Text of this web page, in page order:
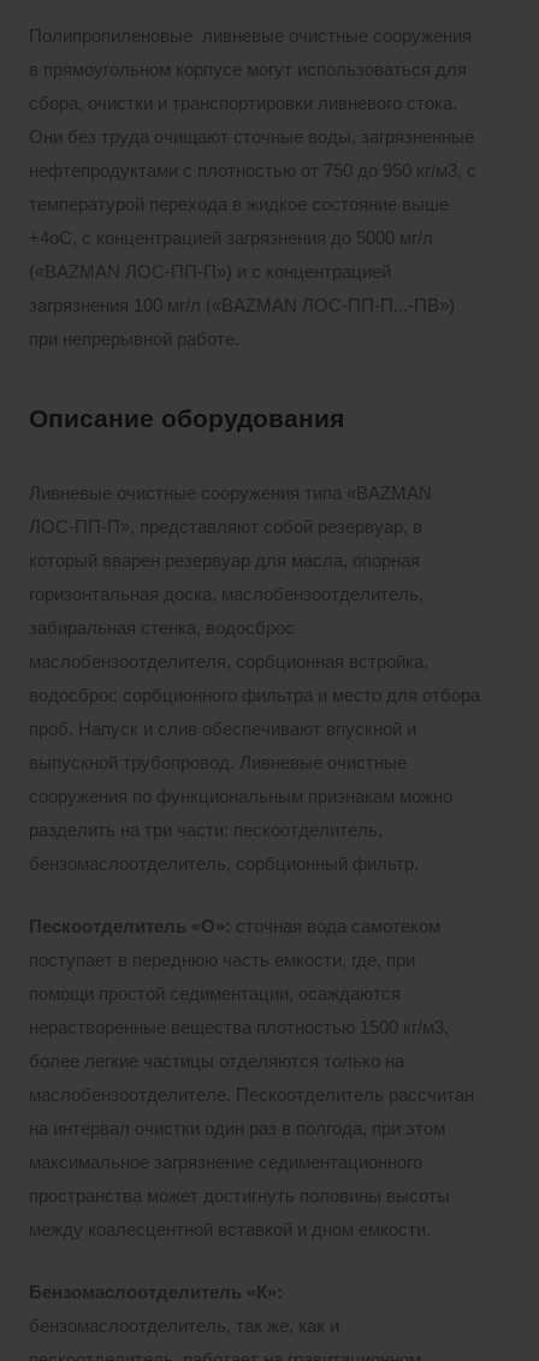
Полипропиленовые ливневые очистные сооружения
в прямоугольном корпусе могут использоваться для
сбора, очистки и транспортировки ливневого стока.
Они без труда очищают сточные воды, загрязненные
нефтепродуктами с плотностью от 750 до 950 кг/м3, с
температурой перехода в жидкое состояние выше
+4оС, с концентрацией загрязнения до 5000 мг/л
(«BAZMAN ЛОС-ПП-П») и с концентрацией
загрязнения 100 мг/л («BAZMAN ЛОС-ПП-П...-ПВ»)
при непрерывной работе.
Описание оборудования
Ливневые очистные сооружения типа «BAZMAN
ЛОС-ПП-П», представляют собой резервуар, в
который вварен резервуар для масла, опорная
горизонтальная доска, маслобензоотделитель,
забиральная стенка, водосброс
маслобензоотделителя, сорбционная встройка,
водосброс сорбционного фильтра и место для отбора
проб. Напуск и слив обеспечивают впускной и
выпускной трубопровод. Ливневые очистные
сооружения по функциональным признакам можно
разделить на три части: пескоотделитель,
бензомаслоотделитель, сорбционный фильтр.
Пескоотделитель «О»: сточная вода самотеком
поступает в переднюю часть емкости, где, при
помощи простой седиментации, осаждаются
нерастворенные вещества плотностью 1500 кг/м3,
более легкие частицы отделяются только на
маслобензоотделителе. Пескоотделитель рассчитан
на интервал очистки один раз в полгода, при этом
максимальное загрязнение седиментационного
пространства может достигнуть половины высоты
между коалесцентной вставкой и дном емкости.
Бензомаслоотделитель «К»:
бензомаслоотделитель, так же, как и